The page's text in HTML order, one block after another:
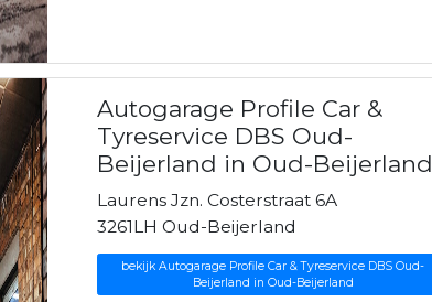
Autogarage Profile Car &
Tyreservice DBS Oud-
Beijerland in Oud-Beijerland
Laurens Jzn. Costerstraat 6A
3261LH Oud-Beijerland
bekijk Autogarage Profile Car & Tyreservice DBS Oud-
Beijerland in Oud-Beijerland